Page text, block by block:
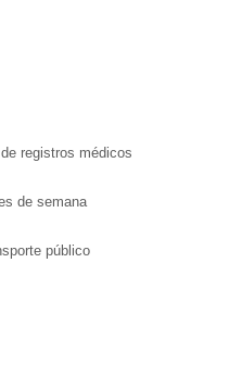
registros médicos
de semana
público